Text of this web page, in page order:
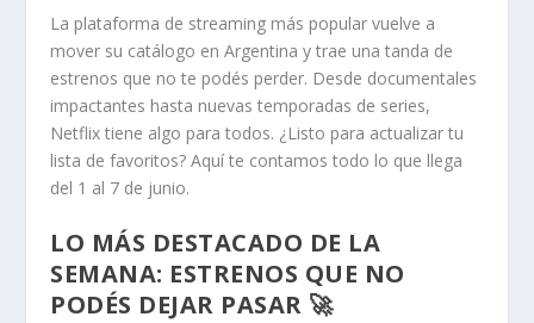
La plataforma de streaming más popular vuelve a
mover su catálogo en Argentina y trae una tanda de
estrenos que no te podés perder. Desde documentales
impactantes hasta nuevas temporadas de series,
Netflix tiene algo para todos. ¿Listo para actualizar tu
lista de favoritos? Aquí te contamos todo lo que llega
del 1 al 7 de junio.
LO MÁS DESTACADO DE LA
SEMANA: ESTRENOS QUE NO
PODÉS DEJAR PASAR 🚀